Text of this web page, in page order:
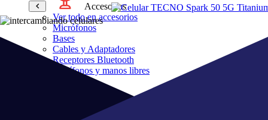
Accesorios
Ver todo en accesorios
Micrófonos
Bases
Cables y Adaptadores
Receptores Bluetooth
Audífonos y manos libres